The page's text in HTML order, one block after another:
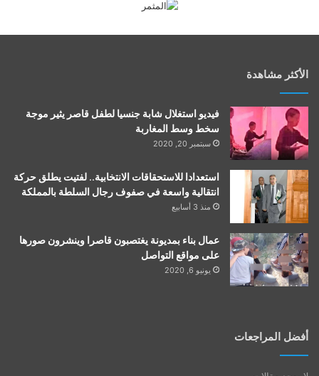
الأكثر مشاهدة
فيديو استغلال شابة جنسيا لطفل قاصر يثير موجة
سخط وسط المغاربة
سبتمبر 20, 2020
استعدادا للاستحقاقات الانتخابية.. لفتيت يطلق حركة
انتقالية واسعة في صفوف رجال السلطة بالمملكة
منذ 3 أسابيع
عمال بناء بمديونة يغتصبون قاصرا وينشرون صورها
على مواقع التواصل
يونيو 6, 2020
أفضل المراجعات